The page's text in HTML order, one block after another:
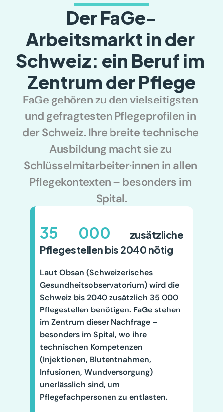
Der FaGe-
Arbeitsmarkt in der
Schweiz: ein Beruf im
Zentrum der Pflege
FaGe gehören zu den vielseitigsten
und gefragtesten Pflegeprofilen in
der Schweiz. Ihre breite technische
Ausbildung macht sie zu
Schlüsselmitarbeiter·innen in allen
Pflegekontexten – besonders im
Spital.
35 000 zusätzliche
Pflegestellen bis 2040 nötig
Laut Obsan (Schweizerisches
Gesundheitsobservatorium) wird die
Schweiz bis 2040 zusätzlich 35 000
Pflegestellen benötigen. FaGe stehen
im Zentrum dieser Nachfrage –
besonders im Spital, wo ihre
technischen Kompetenzen
(Injektionen, Blutentnahmen,
Infusionen, Wundversorgung)
unerlässlich sind, um
Pflegefachpersonen zu entlasten.